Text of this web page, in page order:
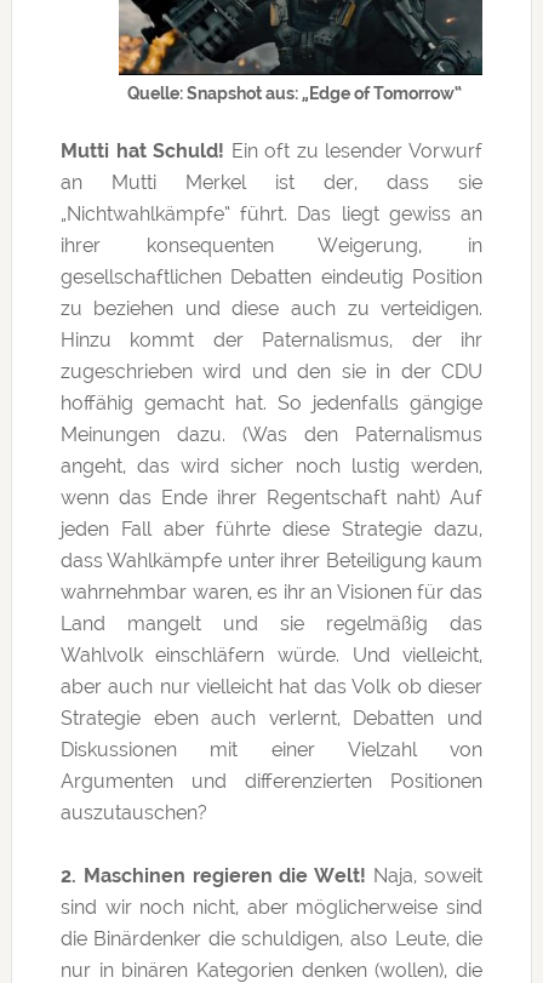
Quelle: Snapshot aus: „Edge of Tomorrow“
Mutti hat Schuld! Ein oft zu lesender Vorwurf
an Mutti Merkel ist der, dass sie
„Nichtwahlkämpfe“ führt. Das liegt gewiss an
ihrer konsequenten Weigerung, in
gesellschaftlichen Debatten eindeutig Position
zu beziehen und diese auch zu verteidigen.
Hinzu kommt der Paternalismus, der ihr
zugeschrieben wird und den sie in der CDU
hoffähig gemacht hat. So jedenfalls gängige
Meinungen dazu. (Was den Paternalismus
angeht, das wird sicher noch lustig werden,
wenn das Ende ihrer Regentschaft naht) Auf
jeden Fall aber führte diese Strategie dazu,
dass Wahlkämpfe unter ihrer Beteiligung kaum
wahrnehmbar waren, es ihr an Visionen für das
Land mangelt und sie regelmäßig das
Wahlvolk einschläfern würde. Und vielleicht,
aber auch nur vielleicht hat das Volk ob dieser
Strategie eben auch verlernt, Debatten und
Diskussionen mit einer Vielzahl von
Argumenten und differenzierten Positionen
auszutauschen?
2. Maschinen regieren die Welt! Naja, soweit
sind wir noch nicht, aber möglicherweise sind
die Binärdenker die schuldigen, also Leute, die
nur in binären Kategorien denken (wollen), die